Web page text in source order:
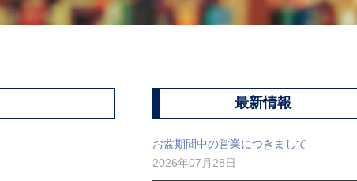
最新情報
お盆期間中の営業につきまして
2026年07月28日